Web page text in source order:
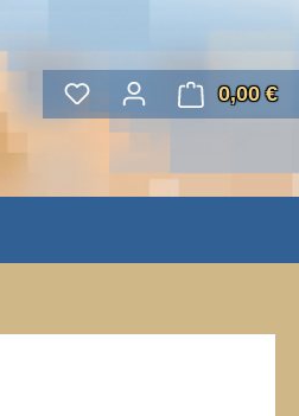
0,00 €